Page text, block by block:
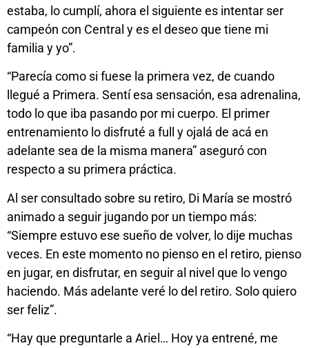
estaba, lo cumplí, ahora el siguiente es intentar ser
campeón con Central y es el deseo que tiene mi
familia y yo”.
“Parecía como si fuese la primera vez, de cuando
llegué a Primera. Sentí esa sensación, esa adrenalina,
todo lo que iba pasando por mi cuerpo. El primer
entrenamiento lo disfruté a full y ojalá de acá en
adelante sea de la misma manera” aseguró con
respecto a su primera práctica.
Al ser consultado sobre su retiro, Di María se mostró
animado a seguir jugando por un tiempo más:
“Siempre estuvo ese sueño de volver, lo dije muchas
veces. En este momento no pienso en el retiro, pienso
en jugar, en disfrutar, en seguir al nivel que lo vengo
haciendo. Más adelante veré lo del retiro. Solo quiero
ser feliz”.
“Hay que preguntarle a Ariel… Hoy ya entrené, me